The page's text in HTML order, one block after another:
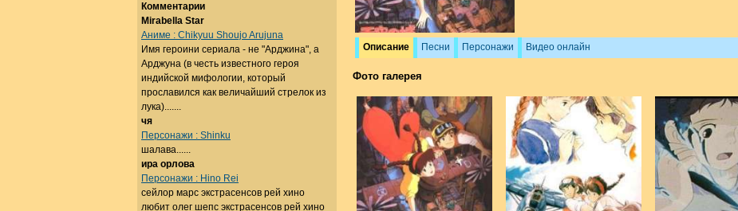
Описание Песни Персонажи Видео онлайн
Фото галерея
Комментарии
Mirabella Star
Аниме : Chikyuu Shoujo Arujuna
Имя героини сериала - не "Арджина", а
Арджуна (в честь известного героя
индийской мифологии, который
прославился как величайший стрелок из
лука).......
чя
Персонажи : Shinku
шалава......
ира орлова
Персонажи : Hino Rei
сейлор марс экстрасенсов рей хино
любит олег шепс экстрасенсов рей хино